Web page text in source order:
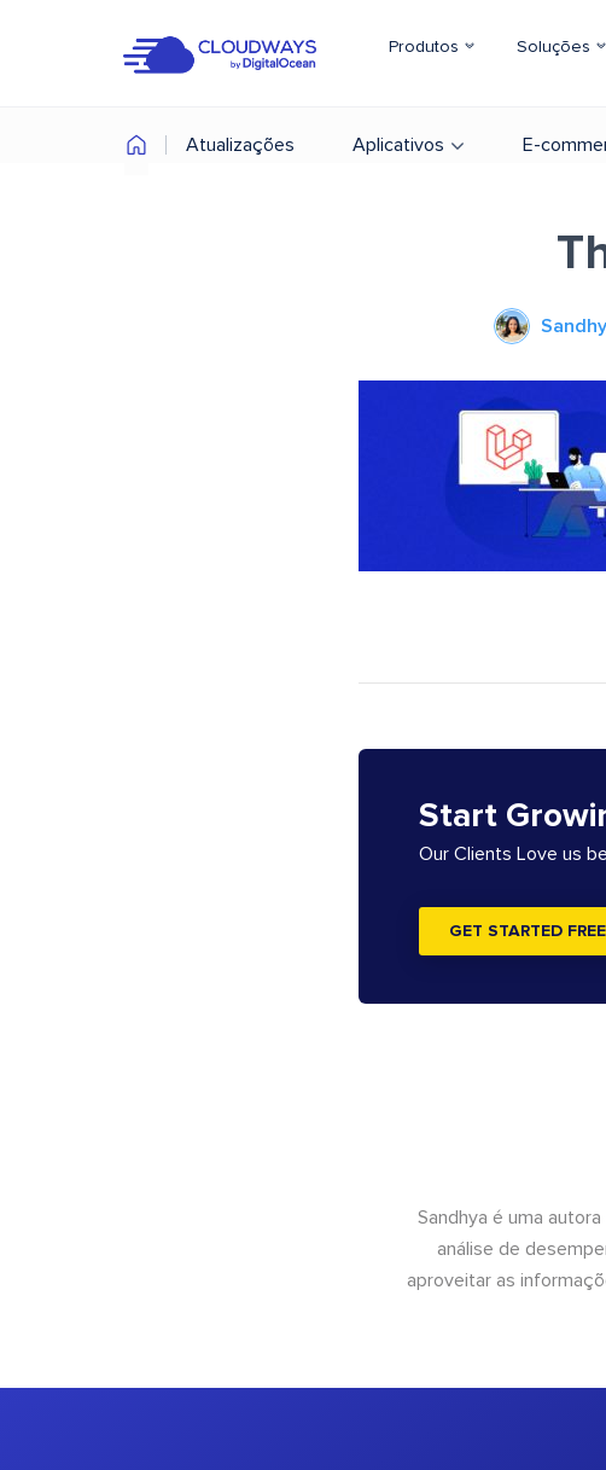
Produtos Soluções
Atualizações Aplicativos E-
Start
Our Clients Love us
GET STARTED FREE
Sandhya é uma
análise de
aproveitar as